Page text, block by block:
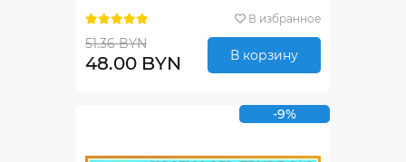
В избранное
51.36 BYN
48.00 BYN В корзину
-9%